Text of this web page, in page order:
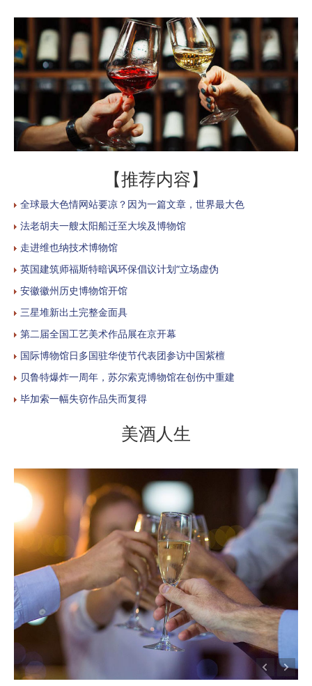
【推荐内容】
全球最大色情网站要凉？因为一篇文章，世界最大色
法老胡夫一艘太阳船迁至大埃及博物馆
走进维也纳技术博物馆
英国建筑师福斯特暗讽环保倡议计划“立场虚伪
安徽徽州历史博物馆开馆
三星堆新出土完整金面具
第二届全国工艺美术作品展在京开幕
国际博物馆日多国驻华使节代表团参访中国紫檀
贝鲁特爆炸一周年，苏尔索克博物馆在创伤中重建
毕加索一幅失窃作品失而复得
美酒人生